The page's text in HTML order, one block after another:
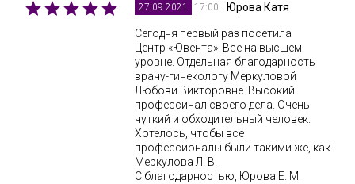
27.09.2021 17:00 Юрова Катя
Сегодня первый раз посетила
Центр «Ювента». Все на высшем
уровне. Отдельная благодарность
врачу-гинекологу Меркуловой
Любови Викторовне. Высокий
профессинал своего дела. Очень
чуткий и обходительный человек.
Хотелось, чтобы все
профессионалы были такими же, как
Меркулова Л. В.
С благодарностью, Юрова Е. М.